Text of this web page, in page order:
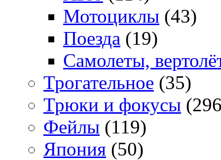
Мотоциклы (43)
Поезда (19)
Самолеты,
Трогательное (35)
Трюки и фокусы
Фейлы (119)
Япония (50)